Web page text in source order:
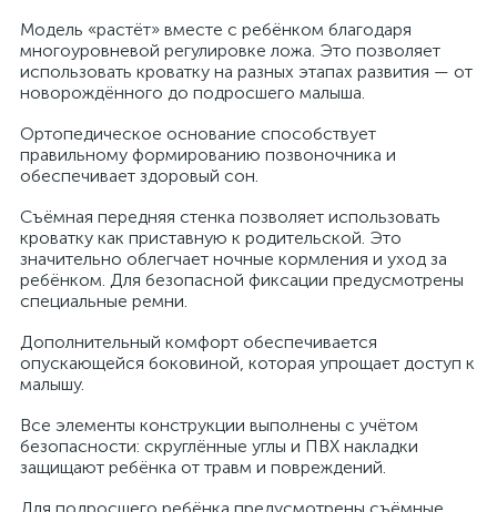
Модель «растёт» вместе с ребёнком благодаря
многоуровневой регулировке ложа. Это позволяет
использовать кроватку на разных этапах развития — от
новорождённого до подросшего малыша.
Ортопедическое основание способствует
правильному формированию позвоночника и
обеспечивает здоровый сон.
Съёмная передняя стенка позволяет использовать
кроватку как приставную к родительской. Это
значительно облегчает ночные кормления и уход за
ребёнком. Для безопасной фиксации предусмотрены
специальные ремни.
Дополнительный комфорт обеспечивается
опускающейся боковиной, которая упрощает доступ к
малышу.
Все элементы конструкции выполнены с учётом
безопасности: скруглённые углы и ПВХ накладки
защищают ребёнка от травм и повреждений.